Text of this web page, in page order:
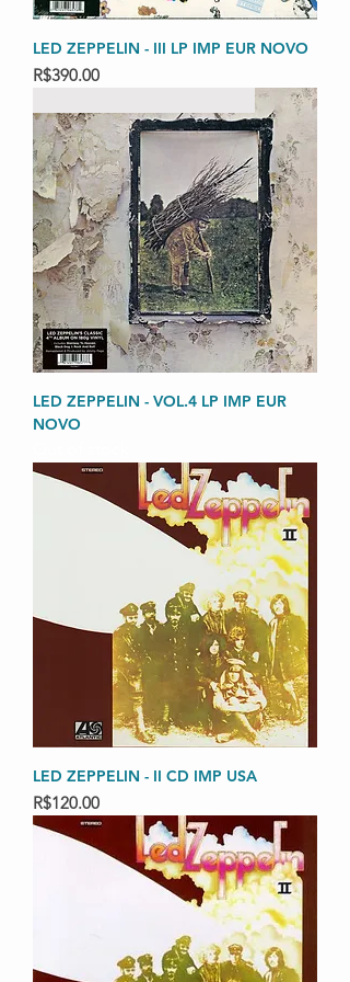
LED ZEPPELIN - III LP IMP EUR NOVO
Price
R$390.00
LED ZEPPELIN - VOL.4 LP IMP EUR
NOVO
LED ZEPPELIN - II CD IMP USA
Price
R$120.00